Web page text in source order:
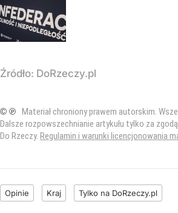
Źródło: DoRzeczy.pl
© ℗ Materiał chroniony prawem autorskim.
Dalsze rozpowszechnianie artykułu tylko za
Do Rzeczy. Regulamin i warunki licencjonowania
Opinie Kraj Tylko na DoRzeczy.pl